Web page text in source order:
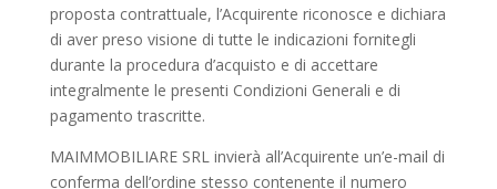
proposta contrattuale, l’Acquirente riconosce e dichiara
di aver preso visione di tutte le indicazioni fornitegli
durante la procedura d’acquisto e di accettare
integralmente le presenti Condizioni Generali e di
pagamento trascritte.
MAIMMOBILIARE SRL invierà all’Acquirente un’e-mail di
conferma dell’ordine stesso contenente il numero